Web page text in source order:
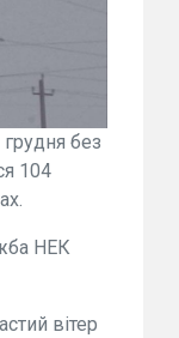
без
104
НЕК
вітер